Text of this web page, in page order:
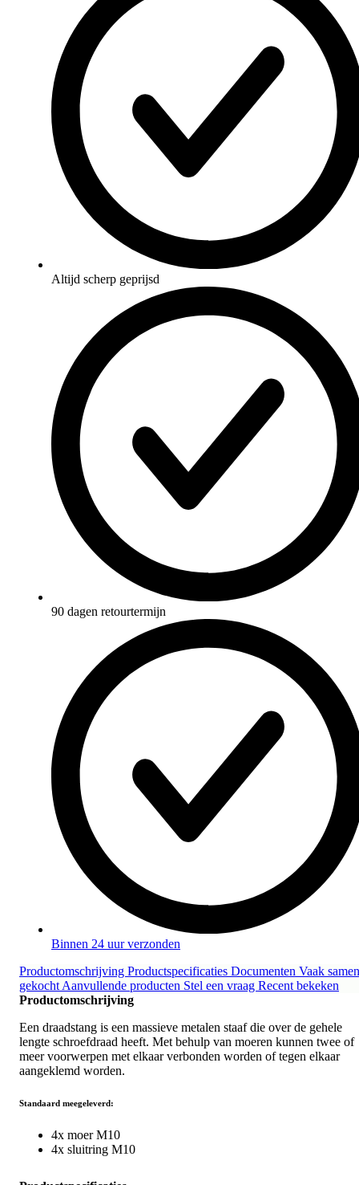
Altijd scherp geprijsd
90 dagen retourtermijn
Binnen 24 uur verzonden
Productomschrijving Productspecificaties Documenten Vaak samen
gekocht Aanvullende producten Stel een vraag Recent bekeken
Productomschrijving
Een draadstang is een massieve metalen staaf die over de gehele
lengte schroefdraad heeft. Met behulp van moeren kunnen twee of
meer voorwerpen met elkaar verbonden worden of tegen elkaar
aangeklemd worden.
Standaard meegeleverd:
4x moer M10
4x sluitring M10